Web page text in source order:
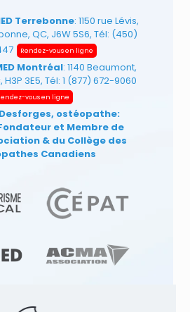
Terrebonne: 1150 rue Lévis,
QC, J6W 5S6, Tél: (450)
Rendez-vous en ligne
Montréal: 1140 Beaumont,
3E5, Tél: 1 (877) 672-9060
vous en ligne
ostéopathe:
et Membre de
& du Collège des
Canadiens